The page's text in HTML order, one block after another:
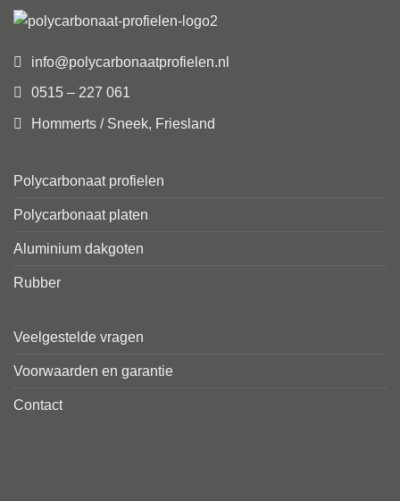
info@polycarbonaatprofielen.nl
0515 – 227 061
Hommerts / Sneek, Friesland
Polycarbonaat profielen
Polycarbonaat platen
Aluminium dakgoten
Rubber
Veelgestelde vragen
Voorwaarden en garantie
Contact